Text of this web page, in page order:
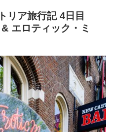
リア旅行記 4日目
エロティック・ミ